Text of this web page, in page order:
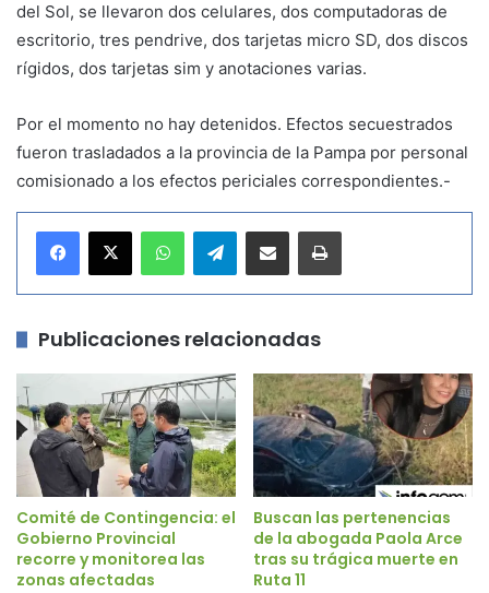
del Sol, se llevaron dos celulares, dos computadoras de
escritorio, tres pendrive, dos tarjetas micro SD, dos discos
rígidos, dos tarjetas sim y anotaciones varias.
Por el momento no hay detenidos. Efectos secuestrados
fueron trasladados a la provincia de la Pampa por personal
comisionado a los efectos periciales correspondientes.-
Telegram
Publicaciones relacionadas
Comité de Contingencia: el
Gobierno Provincial
recorre y monitorea las
zonas afectadas
Buscan las pertenencias
de la abogada Paola Arce
tras su trágica muerte en
Ruta 11